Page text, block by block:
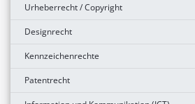
Urheberrecht / Copyright
Designrecht
Kennzeichenrechte
Patentrecht